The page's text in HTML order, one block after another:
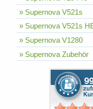
» Supernova V521s
» Supernova V521s
» Supernova V1280
» Supernova Zubehör